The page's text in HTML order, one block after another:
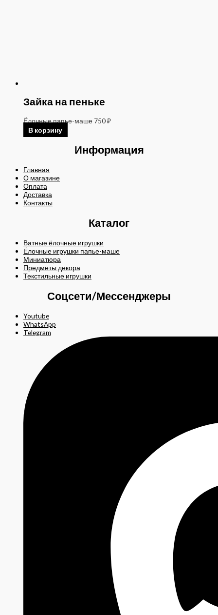
Зайка на пеньке
Ёлочные папье-маше 750₽
В корзину
Информация
Главная
О магазине
Оплата
Доставка
Контакты
Каталог
Ватные ёлочные игрушки
Ёлочные игрушки папье-маше
Миниатюра
Предметы декора
Текстильные игрушки
Соцсети/Мессенджеры
Youtube
WhatsApp
Telegram